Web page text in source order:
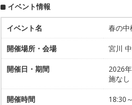
イベント情報
イベント名 春の中
開催場所・会場 宮川
開催日・期間
2026
施なし
開催時間 18:30